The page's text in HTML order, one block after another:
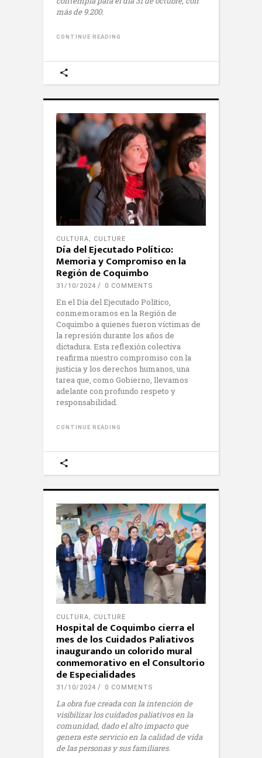
más de 9.200.
CONTINUE READING
CULTURA, CULTURE
Día del Ejecutado Político:
Memoria y Compromiso en la
Región de Coquimbo
31/10/2024 0 COMMENTS
En el Día del Ejecutado Político,
conmemoramos en la Región de
Coquimbo a quienes fueron víctimas de
la represión durante los años de
dictadura. Esta reflexión colectiva
reafirma nuestro compromiso con la
justicia y los derechos humanos, una
tarea que, como Gobierno, llevamos
adelante con profundo respeto y
responsabilidad.
CONTINUE READING
CULTURA, CULTURE
Hospital de Coquimbo cierra el
mes de los Cuidados Paliativos
inaugurando un colorido mural
conmemorativo en el Consultorio
de Especialidades
31/10/2024 0 COMMENTS
La obra fue creada con la intención de
visibilizar los cuidados paliativos en la
comunidad, dado el alto impacto que
genera este servicio en la calidad de vida
de las personas y sus familiares.